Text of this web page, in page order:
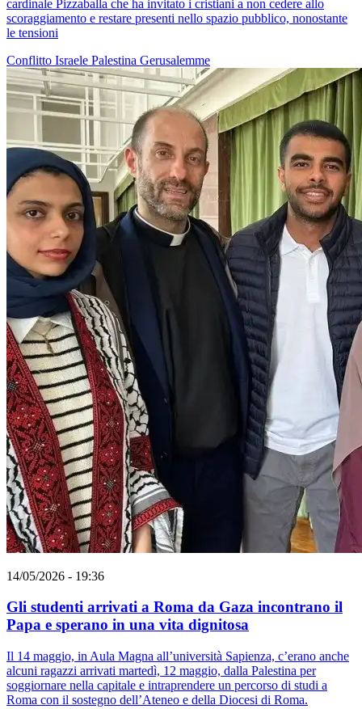
cardinale Pizzaballa che ha invitato i cristiani a non cedere allo
scoraggiamento e restare presenti nello spazio pubblico, nonostante
le tensioni
Conflitto Israele Palestina Gerusalemme
14/05/2026 - 19:36
Gli studenti arrivati a Roma da Gaza incontrano il
Papa e sperano in una vita dignitosa
Il 14 maggio, in Aula Magna all’università Sapienza, c’erano anche
alcuni ragazzi arrivati martedì, 12 maggio, dalla Palestina per
soggiornare nella capitale e intraprendere un percorso di studi a
Roma con il sostegno dell’Ateneo e della Diocesi di Roma.